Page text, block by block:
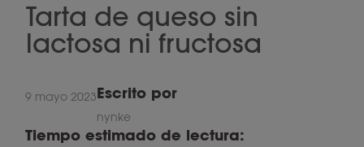
Tarta de queso sin
lactosa ni fructosa
9 mayo 2023Escrito por
nynke
Tiempo estimado de lectura: